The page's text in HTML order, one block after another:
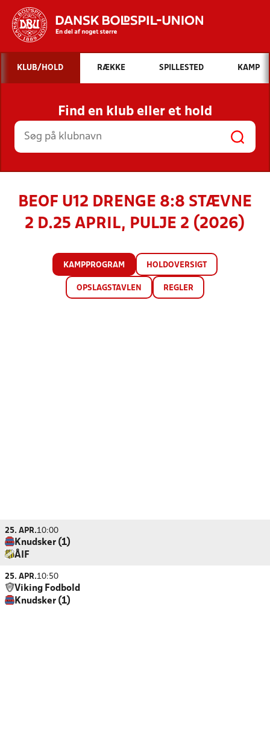
Hvad vil du søge efter?
INDHOLD OG NYHEDER
STILLINGER, RESULTATER, KLUBBER OG
HOLD
KLUB/HOLD RÆKKE SPILLESTED KAMP
Find en klub eller et hold
BEOF U12 DRENGE 8:8 STÆVNE
2 D.25 APRIL, PULJE 2 (2026)
KAMPPROGRAM HOLDOVERSIGT
OPSLAGSTAVLEN REGLER
25. APR.10:00
Knudsker (1)
ÅIF
25. APR.10:50
Viking Fodbold
Knudsker (1)